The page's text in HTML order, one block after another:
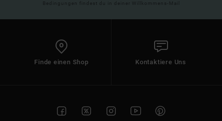
Bedingungen findest du in deiner Willkommens-Mail
Finde einen Shop Kontaktiere Uns